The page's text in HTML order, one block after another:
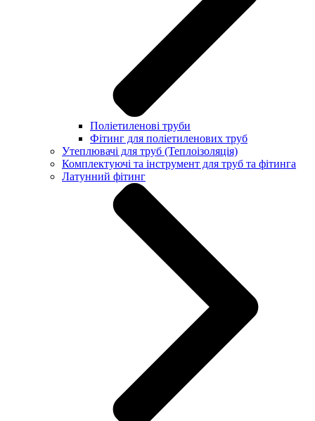
Поліетиленові труби
Фітинг для поліетиленових труб
Утеплювачі для труб (Теплоізоляція)
Комплектуючі та інструмент для труб та фітинга
Латунний фітинг